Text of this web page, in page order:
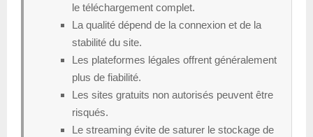
le téléchargement complet.
La qualité dépend de la connexion et de la
stabilité du site.
Les plateformes légales offrent généralement
plus de fiabilité.
Les sites gratuits non autorisés peuvent être
risqués.
Le streaming évite de saturer le stockage de